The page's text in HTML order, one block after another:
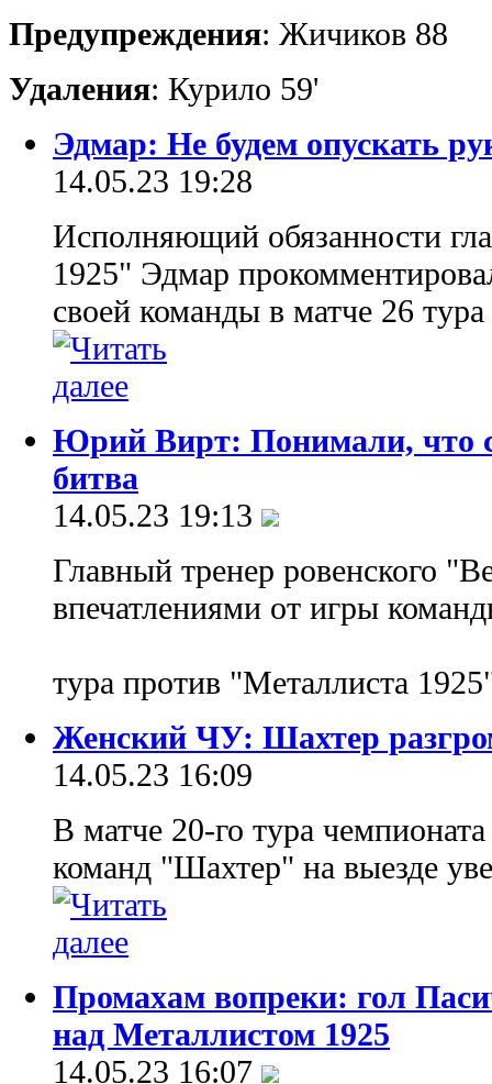
Предупреждения: Жичиков 88
Удаления: Курило 59'
Эдмар: Не будем опускать
14.05.23 19:28
Исполняющий обязанности
1925" Эдмар
своей команды в матче 26
Юрий Вирт: Понимали, что
битва
14.05.23 19:13
Главный тренер ровенского
впечатлениями от игры
тура против "Металлиста
Женский ЧУ: Шахтер
14.05.23 16:09
В матче 20-го тура
команд "Шахтер" на выезде
Промахам вопреки: гол
над Металлистом 1925
14.05.23 16:07